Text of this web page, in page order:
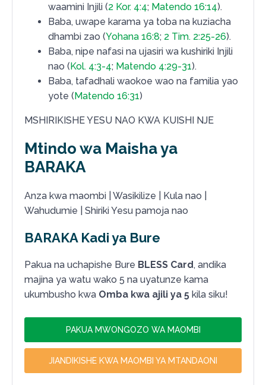
waamini Injili (2 Kor. 4:4; Matendo 16:14).
Baba, uwape karama ya toba na kuziacha
dhambi zao (Yohana 16:8; 2 Tim. 2:25-26).
Baba, nipe nafasi na ujasiri wa kushiriki Injili
nao (Kol. 4:3-4; Matendo 4:29-31).
Baba, tafadhali waokoe wao na familia yao
yote (Matendo 16:31)
MSHIRIKISHE YESU NAO KWA KUISHI NJE
Mtindo wa Maisha ya
BARAKA
Anza kwa maombi | Wasikilize | Kula nao |
Wahudumie | Shiriki Yesu pamoja nao
BARAKA Kadi ya Bure
Pakua na uchapishe Bure BLESS Card, andika
majina ya watu wako 5 na uyatunze kama
ukumbusho kwa Omba kwa ajili ya 5 kila siku!
PAKUA MWONGOZO WA MAOMBI
JIANDIKISHE KWA MAOMBI YA MTANDAONI